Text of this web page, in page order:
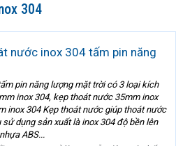
304
nước inox 304 tấm pin năng
pin năng lượng mặt trời có 3 loại kích
inox 304, kẹp thoát nước 35mm inox
inox 304 Kẹp thoát nước giúp thoát nước
dụng sản xuất là inox 304 độ bền lên
ABS...